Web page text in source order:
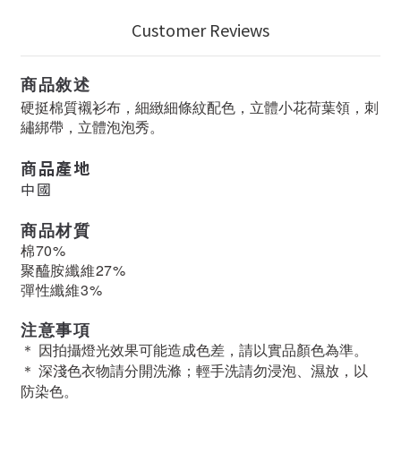
Customer Reviews
商品敘述
硬挺棉質襯衫布，細緻細條紋配色，立體小花荷葉領，刺
繡綁帶，立體泡泡秀。
商品產地
中國
商品材質
棉70%
聚醯胺纖維27%
彈性纖維3%
注意事項
＊ 因拍攝燈光效果可能造成色差，請以實品顏色為準。
＊ 深淺色衣物請分開洗滌；輕手洗請勿浸泡、濕放，以
防染色。